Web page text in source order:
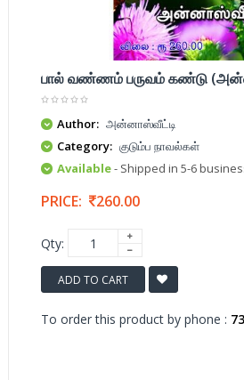
பால் வண்ணம் பருவம் கண்டு
Author: அன்னாஸ்வீட்டி
Category: குடும்ப நாவல்கள்
Available- Shipped in 5-6
PRICE: 260.00
Qty:
ADD TO CART
To order this product by phone :